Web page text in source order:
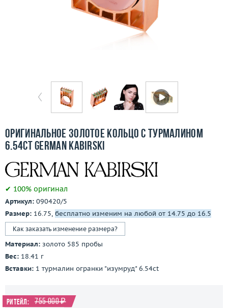
Бесплатная доставка
Контакты
Заказать звонок
Оригинальное золотое кольцо с турмалином
6.54ct German Kabirski
✔ 100% оригинал
Артикул: 090420/5
Размер: 16.75, бесплатно изменим на любой от 14.75 до 16.5
Как заказать изменение размера?
Материал: золото 585 пробы
Вес: 18.41 г
Вставки: 1 турмалин огранки "изумруд" 6.54ct
Ритейл: 755 000 ₽